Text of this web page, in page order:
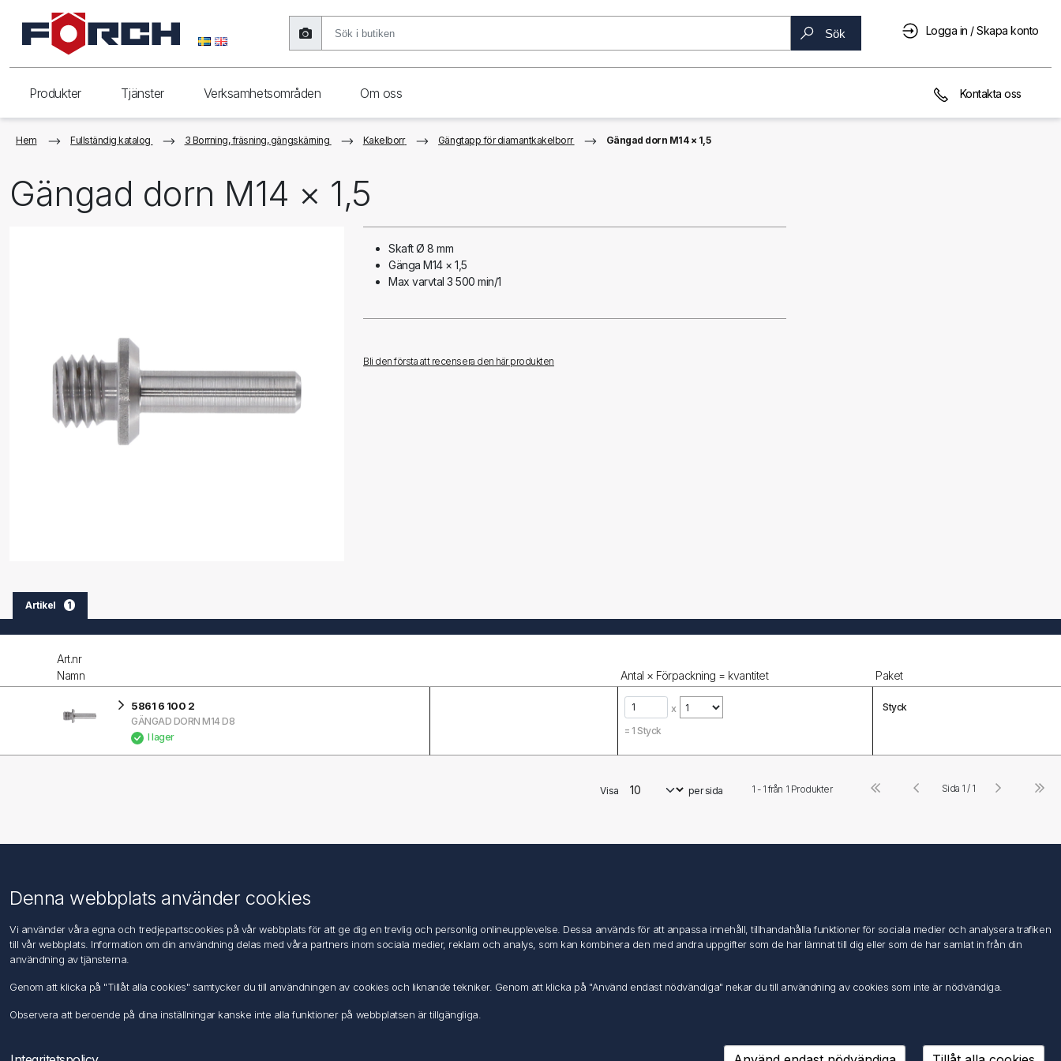
Sök Logga in / Skapa konto
Produkter Tjänster Verksamhetsområden Om oss Kontakta oss
Hem Fullständig katalog 3 Borrning, fräsning, gängskärning Kakelborr Gängtapp för diamantkakelborr Gängad dorn M14 × 1,5
Gängad dorn M14 × 1,5
Skaft Ø 8 mm
Gänga M14 × 1,5
Max varvtal 3 500 min/1
Bli den första att recensera den här produkten
Artikel 1
Art.nr
Namn
Antal × Förpackning = kvantitet Paket
5861 6 100 2
GÄNGAD DORN M14 D8
I lager
x
= 1 Styck
Styck
Visa per sida 1 - 1 från 1 Produkter Sida 1 / 1
Information
DIN EN ISO 9001 & 14001
Integritetspolicy
Om oss
Kundtjänst
Mina ordrar
Denna webbplats använder cookies
Vi använder våra egna och tredjepartscookies på vår webbplats för att ge dig en trevlig och personlig onlineupplevelse. Dessa används för att anpassa innehåll, tillhandahålla funktioner för sociala medier och analysera trafiken
till vår webbplats. Information om din användning delas med våra partners inom sociala medier, reklam och analys, som kan kombinera den med andra uppgifter som de har lämnat till dig eller som de har samlat in från din
användning av tjänsterna.
Genom att klicka på "Tillåt alla cookies" samtycker du till användningen av cookies och liknande tekniker. Genom att klicka på "Använd endast nödvändiga" nekar du till användning av cookies som inte är nödvändiga.
Observera att beroende på dina inställningar kanske inte alla funktioner på webbplatsen är tillgängliga.